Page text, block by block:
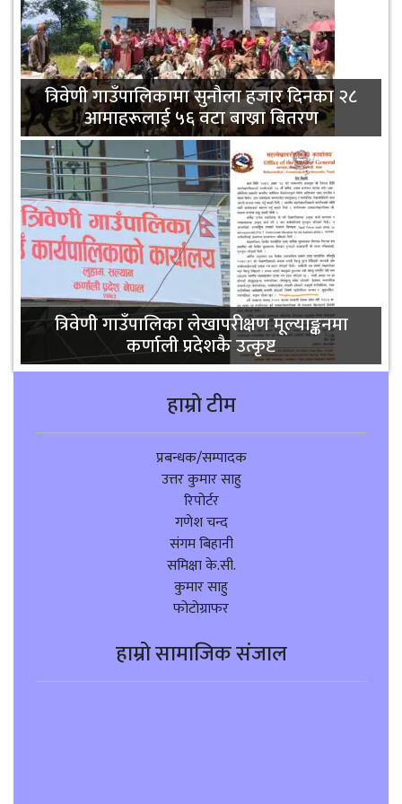
त्रिवेणी गाउँपालिकामा सुनौला हजार दिनका २८
आमाहरूलाई ५६ वटा बाख्रा बितरण
त्रिवेणी गाउँपालिका लेखापरीक्षण मूल्याङ्कनमा
कर्णाली प्रदेशकै उत्कृष्ट
हाम्रो टीम
प्रबन्धक/सम्पादक
उत्तर कुमार साहु
रिपोर्टर
गणेश चन्द
संगम बिहानी
समिक्षा के.सी.
कुमार साहु
फोटोग्राफर
हाम्रो सामाजिक संजाल